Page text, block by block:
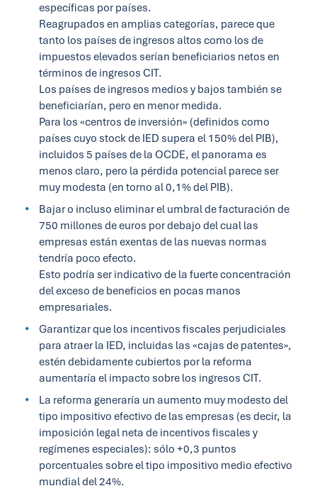
específicas por países.
Reagrupados en amplias categorías, parece que
tanto los países de ingresos altos como los de
impuestos elevados serían beneficiarios netos en
términos de ingresos CIT.
Los países de ingresos medios y bajos también se
beneficiarían, pero en menor medida.
Para los «centros de inversión» (definidos como
países cuyo stock de IED supera el 150% del PIB),
incluidos 5 países de la OCDE, el panorama es
menos claro, pero la pérdida potencial parece ser
muy modesta (en torno al 0,1% del PIB).
Bajar o incluso eliminar el umbral de facturación de
750 millones de euros por debajo del cual las
empresas están exentas de las nuevas normas
tendría poco efecto.
Esto podría ser indicativo de la fuerte concentración
del exceso de beneficios en pocas manos
empresariales.
Garantizar que los incentivos fiscales perjudiciales
para atraer la IED, incluidas las «cajas de patentes»,
estén debidamente cubiertos por la reforma
aumentaría el impacto sobre los ingresos CIT.
La reforma generaría un aumento muy modesto del
tipo impositivo efectivo de las empresas (es decir, la
imposición legal neta de incentivos fiscales y
regímenes especiales): sólo +0,3 puntos
porcentuales sobre el tipo impositivo medio efectivo
mundial del 24%.